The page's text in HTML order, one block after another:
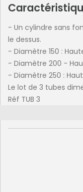
- Un cylindre sans
le dessus.
- Diamètre 150 :
- Diamètre 200 -
- Diamètre 250 :
Le lot de 3 tubes
Réf TUB 3